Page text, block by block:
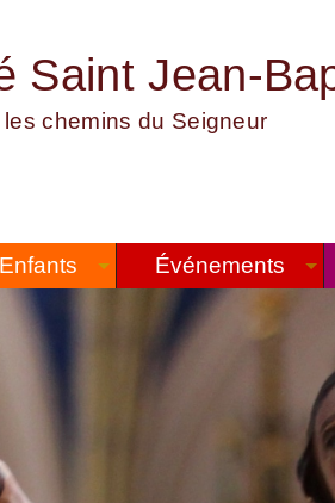
Saint Jean-
chemins du Seigneur
Enfants Événements